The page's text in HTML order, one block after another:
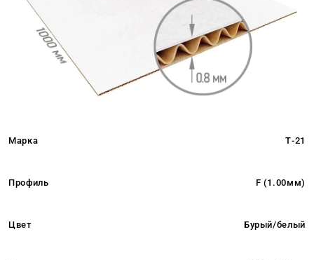
Марка Т-21
Профиль F (1.00мм)
Цвет Бурый/белый